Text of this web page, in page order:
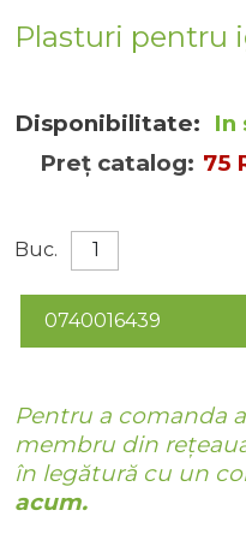
Plasturi pentru
Disponibilitate:
In
Preț catalog: 75
Buc.
0740016439
Pentru a comanda
membru din
în legătură cu un
acum.